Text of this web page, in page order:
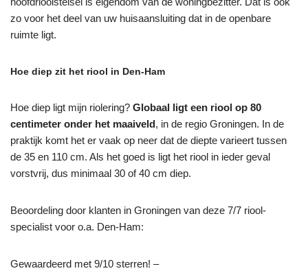
zo voor het deel van uw huisaansluiting dat in de openbare
ruimte ligt.
Hoe diep zit het riool in Den-Ham
Hoe diep ligt mijn riolering? Globaal ligt een riool op 80
centimeter onder het maaiveld, in de regio Groningen. In de
praktijk komt het er vaak op neer dat de diepte varieert tussen
de 35 en 110 cm. Als het goed is ligt het riool in ieder geval
vorstvrij, dus minimaal 30 of 40 cm diep.
Beoordeling door klanten in Groningen van deze 7/7 riool-
specialist voor o.a. Den-Ham:
Gewaardeerd met 9/10 sterren! –